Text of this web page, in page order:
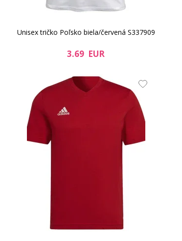
Unisex tričko Poľsko biela/červená S337909
3.69 EUR